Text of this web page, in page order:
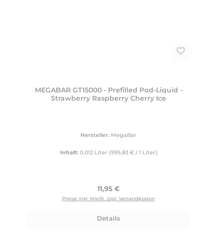
MEGABAR GT15000 - Prefilled Pod-Liquid -
Strawberry Raspberry Cherry Ice
Hersteller: MegaBar
Inhalt: 0.012 Liter (995,83 € / 1 Liter)
Regulärer Preis:
11,95 €
Preise inkl. MwSt. zzgl. Versandkosten
Details